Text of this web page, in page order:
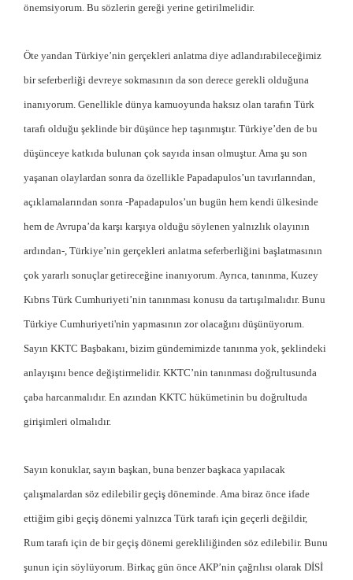
önemsiyorum. Bu sözlerin gereği yerine getirilmelidir.
Öte yandan Türkiye’nin gerçekleri anlatma diye adlandırabileceğimiz
bir seferberliği devreye sokmasının da son derece gerekli olduğuna
inanıyorum. Genellikle dünya kamuoyunda haksız olan tarafın Türk
tarafı olduğu şeklinde bir düşünce hep taşınmıştır. Türkiye’den de bu
düşünceye katkıda bulunan çok sayıda insan olmuştur. Ama şu son
yaşanan olaylardan sonra da özellikle Papadapulos’un tavırlarından,
açıklamalarından sonra -Papadapulos’un bugün hem kendi ülkesinde
hem de Avrupa’da karşı karşıya olduğu söylenen yalnızlık olayının
ardından-, Türkiye’nin gerçekleri anlatma seferberliğini başlatmasının
çok yararlı sonuçlar getireceğine inanıyorum. Ayrıca, tanınma, Kuzey
Kıbrıs Türk Cumhuriyeti’nin tanınması konusu da tartışılmalıdır. Bunu
Türkiye Cumhuriyeti'nin yapmasının zor olacağını düşünüyorum.
Sayın KKTC Başbakanı, bizim gündemimizde tanınma yok, şeklindeki
anlayışını bence değiştirmelidir. KKTC’nin tanınması doğrultusunda
çaba harcanmalıdır. En azından KKTC hükümetinin bu doğrultuda
girişimleri olmalıdır.
Sayın konuklar, sayın başkan, buna benzer başkaca yapılacak
çalışmalardan söz edilebilir geçiş döneminde. Ama biraz önce ifade
ettiğim gibi geçiş dönemi yalnızca Türk tarafı için geçerli değildir,
Rum tarafı için de bir geçiş dönemi gerekliliğinden söz edilebilir. Bunu
şunun için söylüyorum. Birkaç gün önce AKP’nin çağrılısı olarak DİSİ